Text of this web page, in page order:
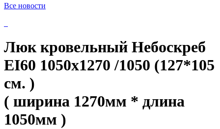
Все новости
Люк кровельный Небоскреб
EI60 1050x1270 /1050 (127*105
см. )
( ширина 1270мм * длина
1050мм )